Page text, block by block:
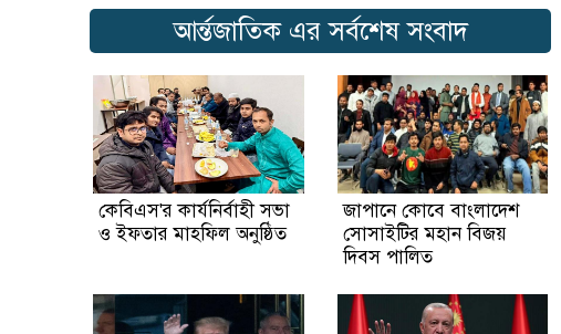
আর্ন্তজাতিক এর সর্বশেষ সংবাদ
কেবিএস'র কার্যনির্বাহী সভা
ও ইফতার মাহফিল অনুষ্ঠিত
জাপানে কোবে বাংলাদেশ
সোসাইটির মহান বিজয়
দিবস পালিত